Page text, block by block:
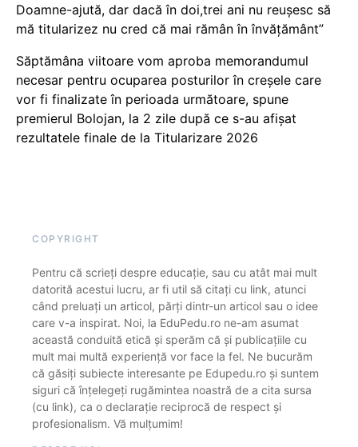
Doamne-ajută, dar dacă în doi,trei ani nu reușesc să
mă titularizez nu cred că mai rămân în învățământ”
Săptămâna viitoare vom aproba memorandumul
necesar pentru ocuparea posturilor în creșele care
vor fi finalizate în perioada următoare, spune
premierul Bolojan, la 2 zile după ce s-au afișat
rezultatele finale de la Titularizare 2026
COPYRIGHT
Pentru că scrieți despre educație, sau cu atât mai mult
datorită acestui lucru, ar fi util să citați cu link, atunci
când preluați un articol, părți dintr-un articol sau o idee
care v-a inspirat. Noi, la EduPedu.ro ne-am asumat
această conduită etică și sperăm că și publicațiile cu
mult mai multă experiență vor face la fel. Ne bucurăm
că găsiți subiecte interesante pe Edupedu.ro și suntem
siguri că înțelegeți rugămintea noastră de a cita sursa
(cu link), ca o declarație reciprocă de respect și
profesionalism. Vă mulțumim!